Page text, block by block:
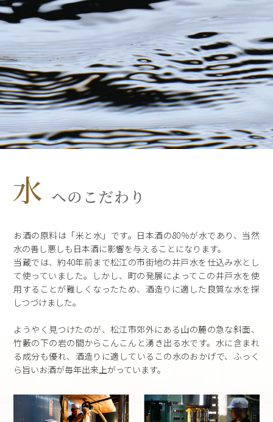
お酒の原料は「米と水」です。日本酒の80％が水であり、当然
水の善し悪しも日本酒に影響を与えることになります。
当蔵では、約40年前まで松江の市街地の井戸水を仕込み水とし
て使っていました。しかし、町の発展によってこの井戸水を使
用することが難しくなったため、酒造りに適した良質な水を探
しつづけました。
ようやく見つけたのが、松江市郊外にある山の麓の急な斜面、
竹藪の下の岩の間からこんこんと湧き出る水です。水に含まれ
る成分も優れ、酒造りに適しているこの水のおかげで、ふっく
ら旨いお酒が毎年出来上がっています。